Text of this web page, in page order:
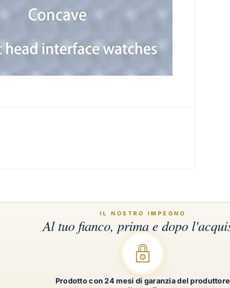
Prodotto con 24 mesi di garanzia del produttore